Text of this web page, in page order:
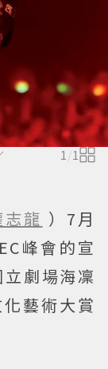
1/1
志龍 ）7月
峰會的宣
劇場海凜
藝術大賞